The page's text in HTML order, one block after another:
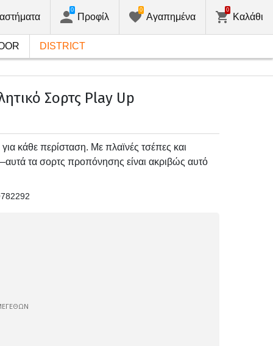
Προφίλ
0
Αγαπημένα
0
Καλάθι
0
DISTRICT
Σορτς Play Up
κάθε περίσταση. Με πλαϊνές τσέπες και
τα σορτς προπόνησης είναι ακριβώς αυτό